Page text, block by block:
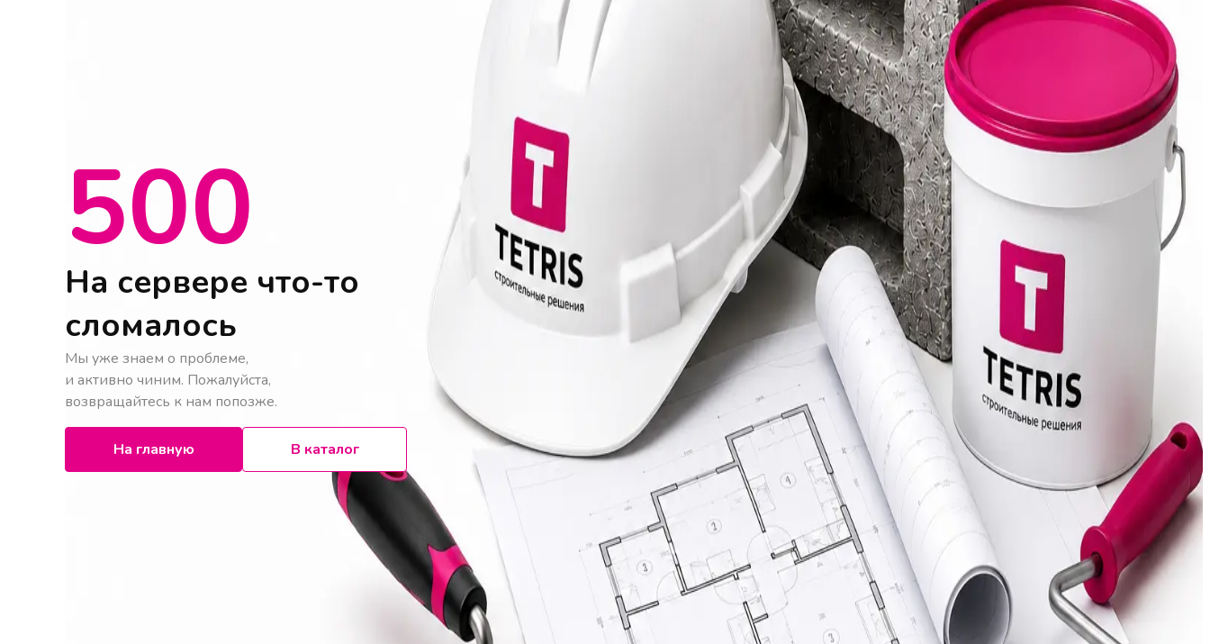
500
На сервере что-то
сломалось
Мы уже знаем о проблеме,
и активно чиним. Пожалуйста,
возвращайтесь к нам попозже.
На главную В каталог